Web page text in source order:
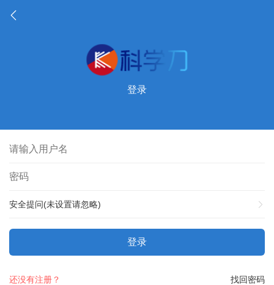
登录
安全提问(未设置请忽略)
登录
找回密码
还没有注册？